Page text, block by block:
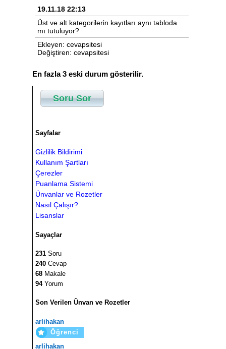
19.11.18 22:13
Üst ve alt kategorilerin kayıtları aynı tabloda
mı tutuluyor?
Ekleyen: cevapsitesi
Değiştiren: cevapsitesi
En fazla 3 eski durum gösterilir.
Soru Sor
Sayfalar
Gizlilik Bildirimi
Kullanım Şartları
Çerezler
Puanlama Sistemi
Ünvanlar ve Rozetler
Nasıl Çalışır?
Lisanslar
Sayaçlar
231 Soru
240 Cevap
68 Makale
94Yorum
Son Verilen Ünvan ve Rozetler
arlihakan
Öğrenci
arlihakan